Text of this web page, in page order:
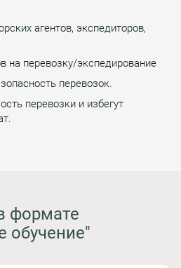
агентов, экспедиторов,
на перевозку/экспедирование
перевозок.
перевозки и избегут
формате
обучение"